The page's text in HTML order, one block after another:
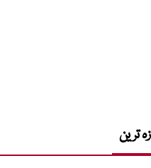
ترین